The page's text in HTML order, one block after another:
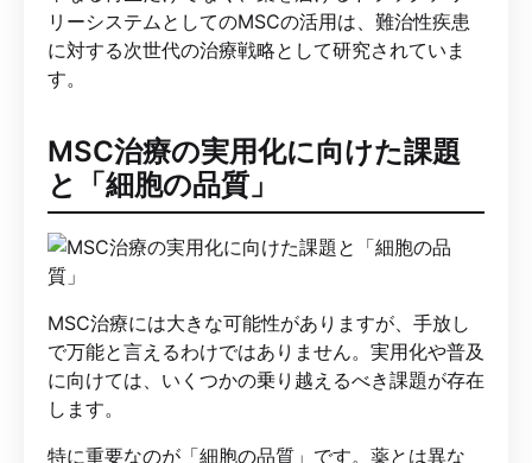
リーシステムとしてのMSCの活用は、難治性疾患
に対する次世代の治療戦略として研究されていま
す。
MSC治療の実用化に向けた課題
と「細胞の品質」
MSC治療には大きな可能性がありますが、手放し
で万能と言えるわけではありません。実用化や普及
に向けては、いくつかの乗り越えるべき課題が存在
します。
特に重要なのが「細胞の品質」です。薬とは異な